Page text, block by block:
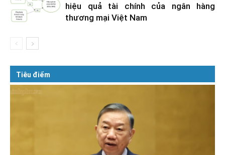
hiệu quả tài chính của ngân hàng
thương mại Việt Nam
Tiêu điểm